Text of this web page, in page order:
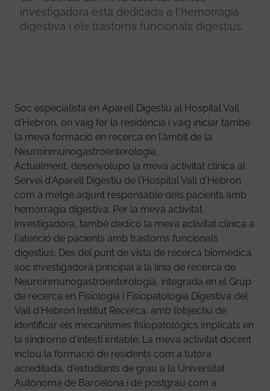
investigadora està dedicada a l'hemorràgia
digestiva i els trastorns funcionals digestius.
Soc especialista en Aparell Digestiu al Hospital Vall
d'Hebron, on vaig fer la residència i vaig iniciar també
la meva formació en recerca en l'àmbit de la
Neuroinmunogastroenterologia.
Actualment, desenvolupo la meva activitat clínica al
Servei d'Aparell Digestiu de l'Hospital Vall d'Hebron
com a metge adjunt responsable dels pacients amb
hemorràgia digestiva. Per la meva activitat
investigadora, també dedico la meva activitat clínica a
l'atenció de pacients amb trastorns funcionals
digestius. Des del punt de vista de recerca biomèdica,
soc investigadora principal a la línia de recerca de
Neuroinmunogastroenterologia, integrada en el Grup
de recerca en Fisiologia i Fisiopatologia Digestiva del
Vall d'Hebron Institut Recerca, amb l’objectiu de
identificar els mecanismes fisiopatològics implicats en
la síndrome d'intestí irritable. La meva activitat docent
inclou la formació de residents com a tutora
acreditada, d'estudiants de grau a la Universitat
Autònoma de Barcelona i de postgrau com a